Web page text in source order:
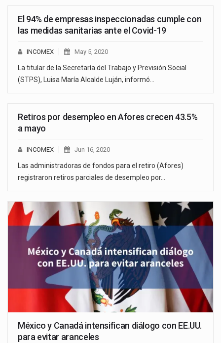
El 94% de empresas inspeccionadas cumple con
las medidas sanitarias ante el Covid-19
INCOMEX May 5, 2020
La titular de la Secretaría del Trabajo y Previsión Social
(STPS), Luisa María Alcalde Luján, informó…
Retiros por desempleo en Afores crecen 43.5%
a mayo
INCOMEX Jun 16, 2020
Las administradoras de fondos para el retiro (Afores)
registraron retiros parciales de desempleo por…
México y Canadá intensifican diálogo con EE.UU.
para evitar aranceles